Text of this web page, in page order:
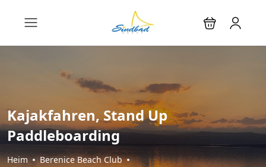
Kajakfahren, Stand Up
Paddleboarding
Heim
Berenice Beach Club